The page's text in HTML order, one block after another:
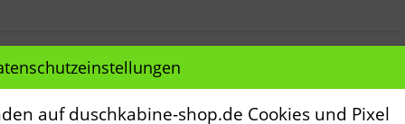
auf duschkabine-shop.de Cookies und Pixel